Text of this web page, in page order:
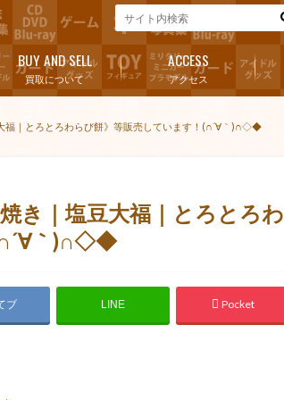
買取について
BUY AND SELL
アクセス
ACCESS
｜とろとろわらび餅》等販売しています！(∩´∀｀)∩◇◆
｜塩豆大福｜とろとろわ
｀)∩◇◆
ブ LINE Pocket